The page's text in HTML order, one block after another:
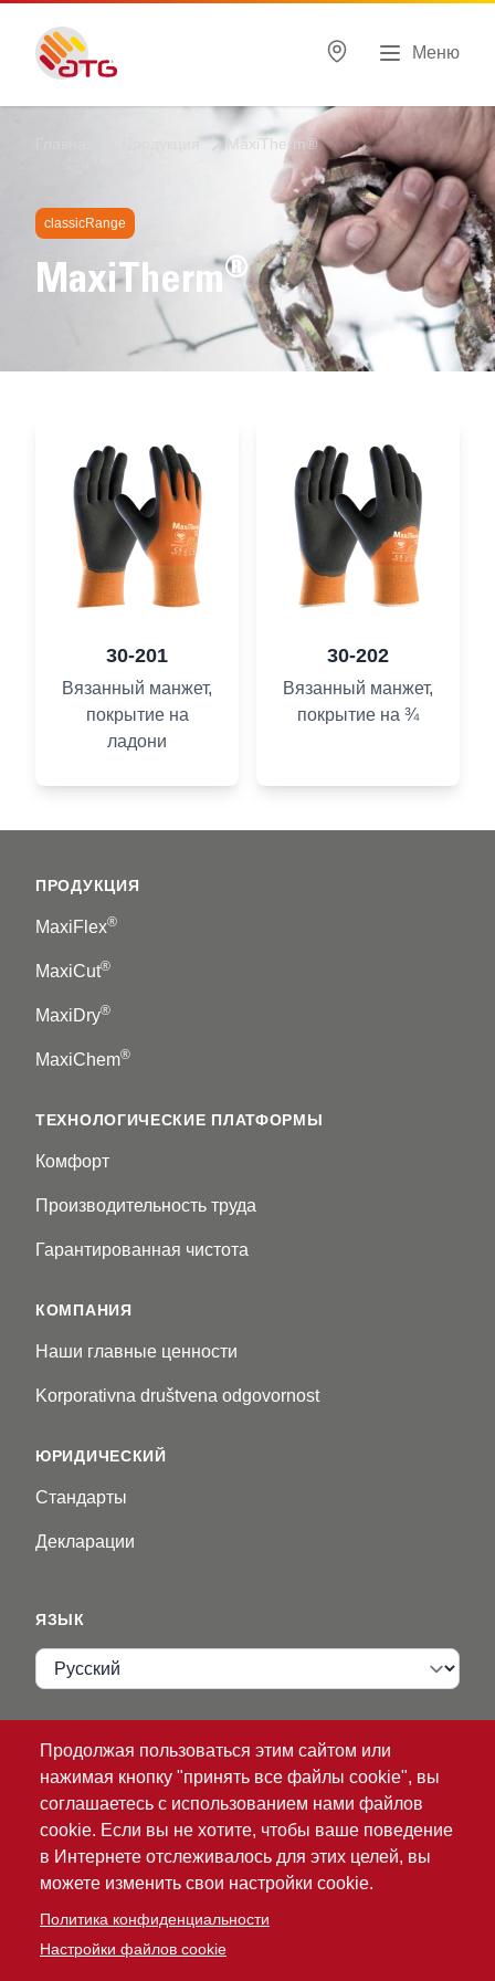
Меню
MaxiTherm®
classicRange
MaxiTherm®
30-201
Вязанный манжет,
покрытие на
ладони
30-202
Вязанный манжет,
покрытие на ¾
ПРОДУКЦИЯ
MaxiFlex®
MaxiCut®
MaxiDry®
MaxiChem®
ТЕХНОЛОГИЧЕСКИЕ ПЛАТФОРМЫ
Комфорт
Производительность труда
Гарантированная чистота
КОМПАНИЯ
Наши главные ценности
Korporativna društvena odgovornost
ЮРИДИЧЕСКИЙ
Стандарты
Декларации
Продолжая пользоваться этим сайтом или
нажимая кнопку "принять все файлы cookie", вы
соглашаетесь с использованием нами файлов
cookie. Если вы не хотите, чтобы ваше поведение
в Интернете отслеживалось для этих целей, вы
можете изменить свои настройки cookie.
Политика конфиденциальности
Настройки файлов cookie
ЯЗЫК
Язык
Имя пользователя
© 2026 ATG®Intelligent Glove Solutions. Все права